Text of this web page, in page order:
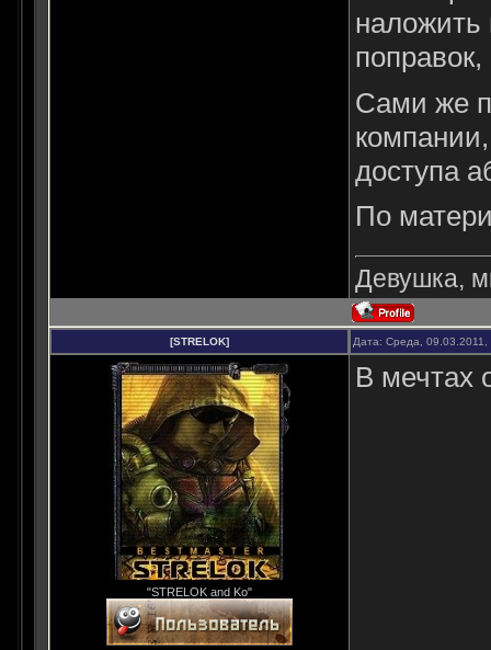
наложить
Сами же
доступа
По
Девушка,
[STRELOK] Дата: Среда,
"STRELOK and Ko"
В мечтах